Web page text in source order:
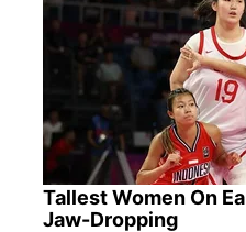
Tallest Women On
Jaw-Dropping